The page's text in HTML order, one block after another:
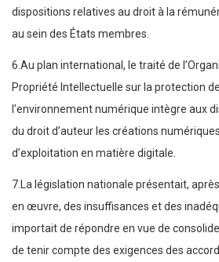
dispositions relatives au droit à la
au sein des États membres.
6.Au plan international, le traité de
Propriété Intellectuelle sur la protection
l’environnement numérique intègre aux
du droit d’auteur les créations
d’exploitation en matière digitale.
7.La législation nationale présentait,
en œuvre, des insuffisances et des
importait de répondre en vue de
de tenir compte des exigences des